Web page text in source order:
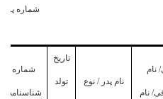
شماره
نام
نام
نام پدر / نوع
تاریخ
تولد
شماره
شناسنامه/